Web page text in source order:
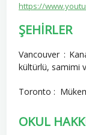
https://
ŞEHİRLER
Vancouver :
kültürlü, samimi
Toronto :
OKUL